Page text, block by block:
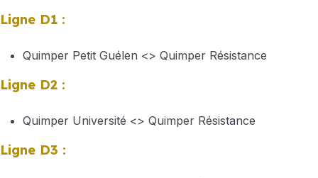
Ligne D1 :
Quimper Petit Guélen <> Quimper Résistance
Ligne D2 :
Quimper Université <> Quimper Résistance
Ligne D3 :